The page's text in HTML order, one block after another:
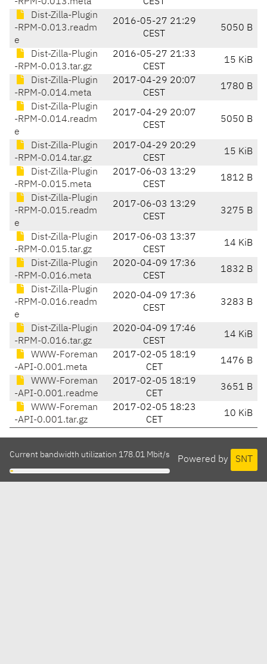
Dist-Zilla-Plugin
-RPM-0.013.readm
e
2016-05-27 21:29
CEST
5050 B
Dist-Zilla-Plugin
-RPM-0.013.tar.gz
2016-05-27 21:33
CEST
15 KiB
Dist-Zilla-Plugin
-RPM-0.014.meta
2017-04-29 20:07
CEST
1780 B
Dist-Zilla-Plugin
-RPM-0.014.readm
e
2017-04-29 20:07
CEST
5050 B
Dist-Zilla-Plugin
-RPM-0.014.tar.gz
2017-04-29 20:29
CEST
15 KiB
Dist-Zilla-Plugin
-RPM-0.015.meta
2017-06-03 13:29
CEST
1812 B
Dist-Zilla-Plugin
-RPM-0.015.readm
e
2017-06-03 13:29
CEST
3275 B
Dist-Zilla-Plugin
-RPM-0.015.tar.gz
2017-06-03 13:37
CEST
14 KiB
Dist-Zilla-Plugin
-RPM-0.016.meta
2020-04-09 17:36
CEST
1832 B
Dist-Zilla-Plugin
-RPM-0.016.readm
e
2020-04-09 17:36
CEST
3283 B
Dist-Zilla-Plugin
-RPM-0.016.tar.gz
2020-04-09 17:46
CEST
14 KiB
WWW-Foreman
-API-0.001.meta
2017-02-05 18:19
CET
1476 B
WWW-Foreman
-API-0.001.readme
2017-02-05 18:19
CET
3651 B
WWW-Foreman
-API-0.001.tar.gz
2017-02-05 18:23
CET
10 KiB
Powered by SNT
Current bandwidth utilization 178.01 Mbit/s